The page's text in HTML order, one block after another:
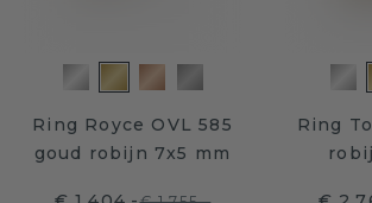
Ring Royce OVL 585
goud robijn 7x5 mm
Ring